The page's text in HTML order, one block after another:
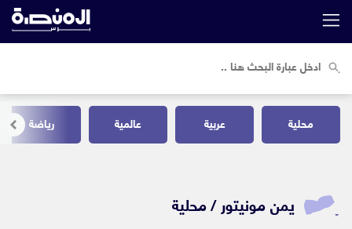
محلية عربية عالمية رياضة
يمن مونيتور /محلية